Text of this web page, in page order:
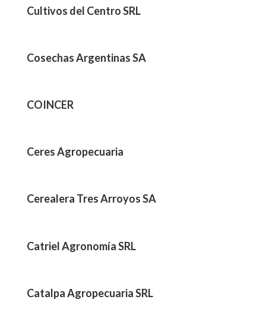
Cultivos del Centro SRL
Cosechas Argentinas SA
COINCER
Ceres Agropecuaria
Cerealera Tres Arroyos SA
Catriel Agronomía SRL
Catalpa Agropecuaria SRL